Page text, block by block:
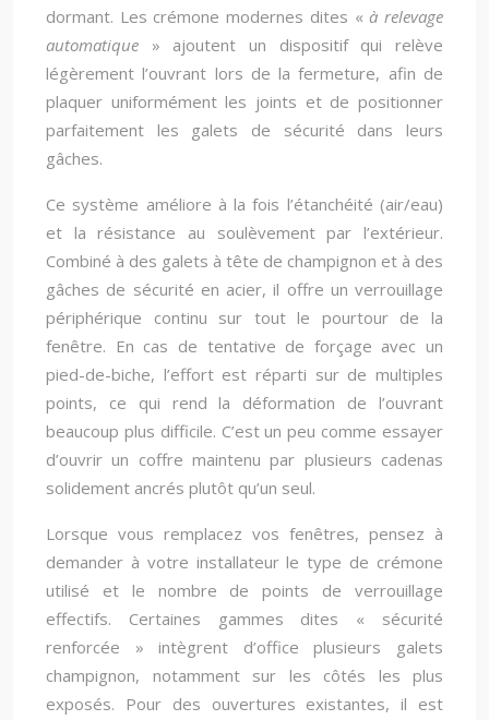
dormant. Les crémone modernes dites «à relevage
automatique » ajoutent un dispositif qui relève
légèrement l’ouvrant lors de la fermeture, afin de
plaquer uniformément les joints et de positionner
parfaitement les galets de sécurité dans leurs
gâches.
Ce système améliore à la fois l’étanchéité (air/eau)
et la résistance au soulèvement par l’extérieur.
Combiné à des galets à tête de champignon et à des
gâches de sécurité en acier, il offre un verrouillage
périphérique continu sur tout le pourtour de la
fenêtre. En cas de tentative de forçage avec un
pied-de-biche, l’effort est réparti sur de multiples
points, ce qui rend la déformation de l’ouvrant
beaucoup plus difficile. C’est un peu comme essayer
d’ouvrir un coffre maintenu par plusieurs cadenas
solidement ancrés plutôt qu’un seul.
Lorsque vous remplacez vos fenêtres, pensez à
demander à votre installateur le type de crémone
utilisé et le nombre de points de verrouillage
effectifs. Certaines gammes dites « sécurité
renforcée » intègrent d’office plusieurs galets
champignon, notamment sur les côtés les plus
exposés. Pour des ouvertures existantes, il est